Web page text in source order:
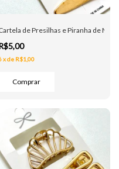
- Dourada
de Presilhas e Piranha de
xde R$1,00